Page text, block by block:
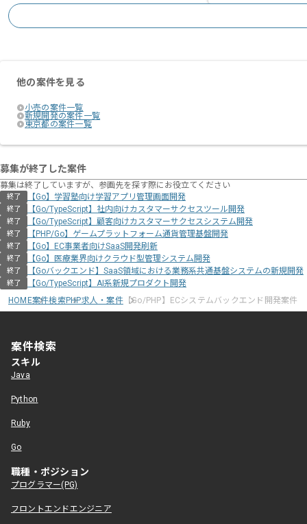
他の案件を見る
小売の案件一覧
新規開発の案件一覧
東京都の案件一覧
募集が終了した案件
募集は終了していますが、参画先を探す際にお役立てください
終了 【Go】学習塾向け学習アプリ管理画面開発
終了 【Go/TypeScript】社内向けカスタマーサクセスツール開発
終了 【Go/TypeScript】顧客向けカスタマーサクセスシステム開発
終了 【PHP/Go】ゲームプラットフォーム通貨管理基盤開発
終了 【Go】EC事業者向けSaaS開発刷新
終了 【Go】医療業界向けクラウド型管理システム開発
終了 【Goバックエンド】SaaS領域における業務系共通基盤システムの新規開発
終了
【Go/TypeScript】AI系新規プロダクト開発
HOME案件検索PHP求人・案件【Go/PHP】ECシステムバックエンド開発案件
案件検索
スキル
Java
Python
Ruby
Go
職種・ポジション
プログラマー(PG)
フロントエンドエンジニア